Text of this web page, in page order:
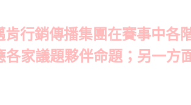
肯行銷傳播集團在賽事中
家議題夥伴命題；另一